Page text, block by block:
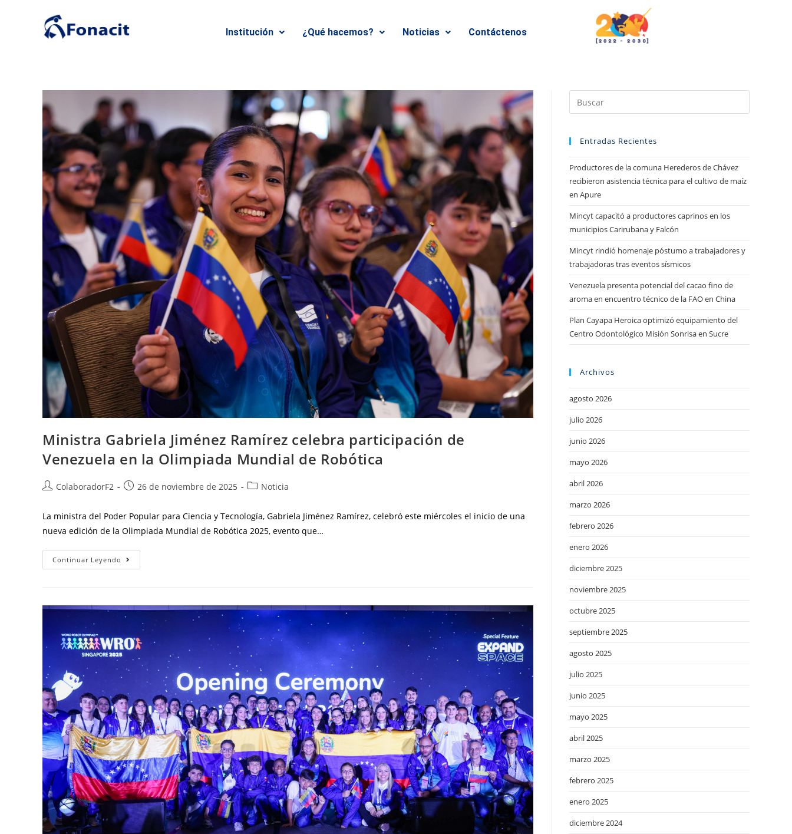
Institución ¿Qué hacemos? Noticias Contáctenos
Ministra Gabriela Jiménez Ramírez celebra participación de
Venezuela en la Olimpiada Mundial de Robótica
ColaboradorF2 26 de noviembre de 2025 Noticia
La ministra del Poder Popular para Ciencia y Tecnología, Gabriela Jiménez Ramírez, celebró este miércoles el inicio de una
nueva edición de la Olimpiada Mundial de Robótica 2025, evento que…
Continuar Leyendo
Entradas Recientes
Productores de la comuna Herederos de Chávez
recibieron asistencia técnica para el cultivo de maíz
en Apure
Mincyt capacitó a productores caprinos en los
municipios Carirubana y Falcón
Mincyt rindió homenaje póstumo a trabajadores y
trabajadoras tras eventos sísmicos
Venezuela presenta potencial del cacao fino de
aroma en encuentro técnico de la FAO en China
Plan Cayapa Heroica optimizó equipamiento del
Centro Odontológico Misión Sonrisa en Sucre
Archivos
agosto 2026
julio 2026
junio 2026
mayo 2026
abril 2026
marzo 2026
febrero 2026
enero 2026
diciembre 2025
noviembre 2025
octubre 2025
septiembre 2025
agosto 2025
julio 2025
junio 2025
mayo 2025
abril 2025
marzo 2025
febrero 2025
enero 2025
diciembre 2024